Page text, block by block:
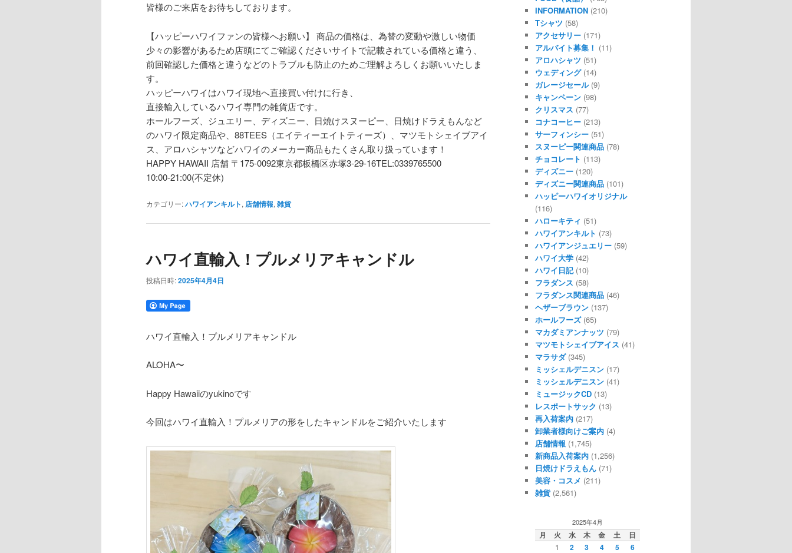
皆様のご来店をお待ちしております‍。
【ハッピーハワイファンの皆様へお願い】 商品の価格は、為替の変動や激しい物価
少々の影響があるため店頭にてご確認くださいサイトで記載されている価格と違う、
前回確認した価格と違うなどのトラブルも防止のためご理解よろしくお願いいたしま
す。
ハッピーハワイはハワイ現地へ直接買い付けに行き、
直接輸入しているハワイ専門の雑貨店です。
ホールフーズ、ジュエリー、ディズニー、日焼けスヌーピー、日焼けドラえもんなど
のハワイ限定商品や、88TEES（エイティーエイトティーズ）、マツモトシェイブアイ
ス、アロハシャツなどハワイのメーカー商品もたくさん取り扱っています！
HAPPY HAWAII 店舗 〒175-0092東京都板橋区赤塚3-29-16TEL:0339765500
10:00-21:00(不定休)
カテゴリー:ハワイアンキルト, 店舗情報, 雑貨
ハワイ直輸入！プルメリアキャンドル️
投稿日時:2025年4月4日
ハワイ直輸入！プルメリアキャンドル️
ALOHA〜
Happy Hawaiiのyukinoです
今回はハワイ直輸入！プルメリアの形をしたキャンドルをご紹介いたします
INFORMATION (210)
Tシャツ (58)
アクセサリー (171)
アルバイト募集！ (11)
アロハシャツ (51)
ウェディング(14)
ガレージセール(9)
キャンペーン (98)
クリスマス (77)
コナコーヒー (213)
サーフィンシー (51)
スヌーピー関連商品 (78)
チョコレート (113)
ディズニー (120)
ディズニー関連商品 (101)
ハッピーハワイオリジナル
(116)
ハローキティ (51)
ハワイアンキルト (73)
ハワイアンジュエリー (59)
ハワイ大学 (42)
ハワイ日記(10)
フラダンス (58)
フラダンス関連商品 (46)
ヘザーブラウン (137)
ホールフーズ(65)
マカダミアンナッツ (79)
マツモトシェイブアイス (41)
マラサダ(345)
ミッシェルデニスン (17)
ミッシェルデニスン (41)
ミュージックCD (13)
レスポートサック (13)
再入荷案内 (217)
卸業者様向けご案内 (4)
店舗情報 (1,745)
新商品入荷案内 (1,256)
日焼けドラえもん (71)
美容・コスメ (211)
雑貨(2,561)
2025年4月
月 火 水 木 金 土 日
1 2 3 4 5 6